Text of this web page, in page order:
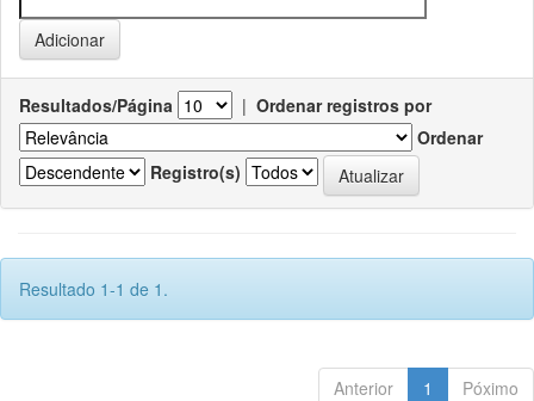
Resultados/Página | Ordenar registros por
Ordenar
Registro(s)
Resultado 1-1 de 1.
Anterior 1 Póximo